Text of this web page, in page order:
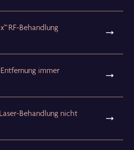
RF-Behandlung
immer
Behandlung nicht